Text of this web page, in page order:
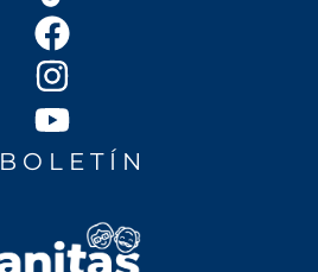
B O L E T Í N